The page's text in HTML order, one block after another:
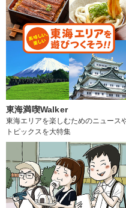
東海満喫Walker
東海エリアを楽しむためのニュース
トピックスを大特集